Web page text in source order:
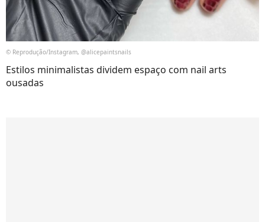
© Reprodução/Instagram, @alicepaintsnails
Estilos minimalistas dividem espaço com nail arts
ousadas